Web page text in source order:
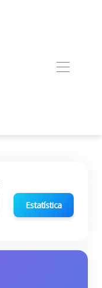
Estatística